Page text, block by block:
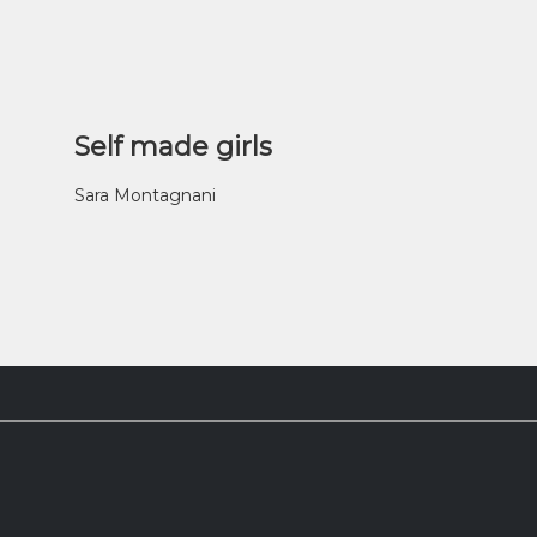
Self made girls
Sara Montagnani